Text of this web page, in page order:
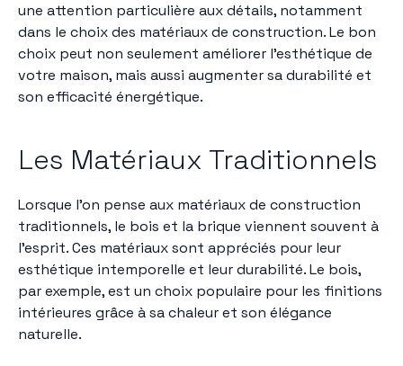
une attention particulière aux détails, notamment
dans le choix des matériaux de construction. Le bon
choix peut non seulement améliorer l'esthétique de
votre maison, mais aussi augmenter sa durabilité et
son efficacité énergétique.
Les Matériaux Traditionnels
Lorsque l'on pense aux matériaux de construction
traditionnels, le bois et la brique viennent souvent à
l'esprit. Ces matériaux sont appréciés pour leur
esthétique intemporelle et leur durabilité. Le bois,
par exemple, est un choix populaire pour les finitions
intérieures grâce à sa chaleur et son élégance
naturelle.